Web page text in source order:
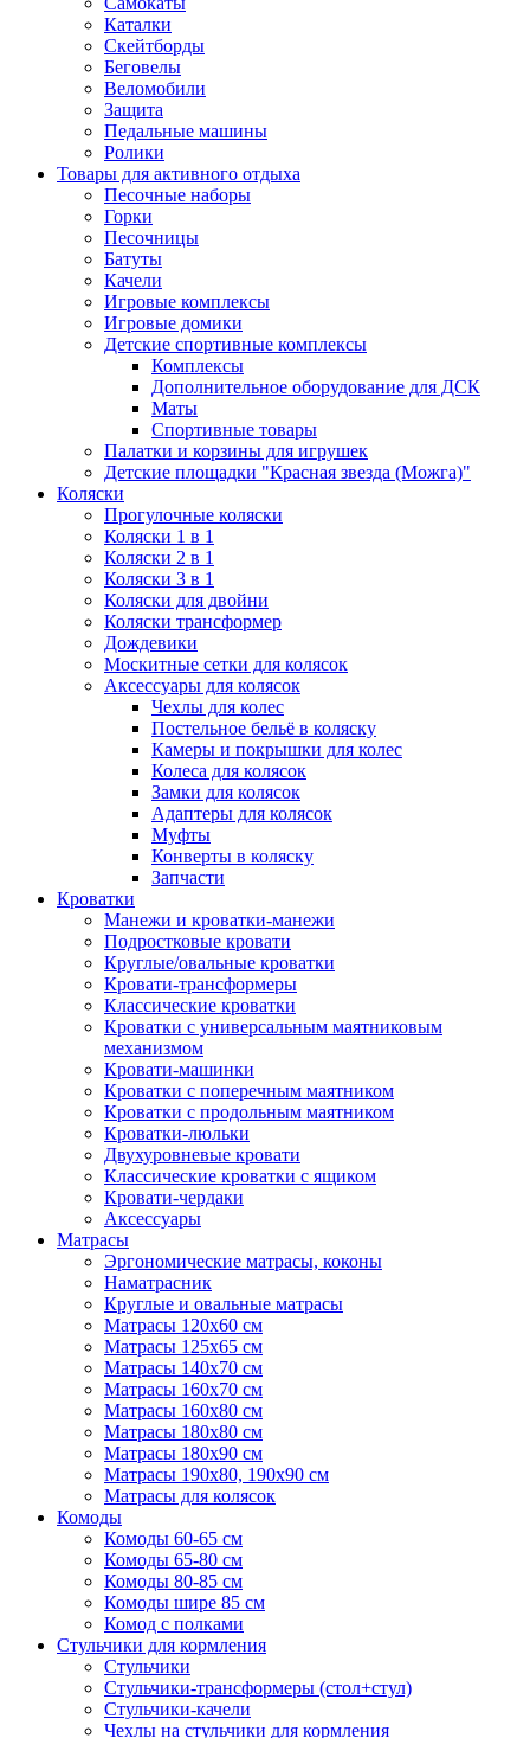
Каталки
Скейтборды
Беговелы
Веломобили
Защита
Педальные машины
Ролики
Товары для активного отдыха
Песочные наборы
Горки
Песочницы
Батуты
Качели
Игровые комплексы
Игровые домики
Детские спортивные комплексы
Комплексы
Дополнительное оборудование для ДСК
Маты
Спортивные товары
Палатки и корзины для игрушек
Детские площадки "Красная звезда (Можга)"
Коляски
Прогулочные коляски
Коляски 1 в 1
Коляски 2 в 1
Коляски 3 в 1
Коляски для двойни
Коляски трансформер
Дождевики
Москитные сетки для колясок
Аксессуары для колясок
Чехлы для колес
Постельное бельё в коляску
Камеры и покрышки для колес
Колеса для колясок
Замки для колясок
Адаптеры для колясок
Муфты
Конверты в коляску
Запчасти
Кроватки
Манежи и кроватки-манежи
Подростковые кровати
Круглые/овальные кроватки
Кровати-трансформеры
Классические кроватки
Кроватки с универсальным маятниковым
механизмом
Кровати-машинки
Кроватки с поперечным маятником
Кроватки с продольным маятником
Кроватки-люльки
Двухуровневые кровати
Классические кроватки с ящиком
Кровати-чердаки
Аксессуары
Матрасы
Эргономические матрасы, коконы
Наматрасник
Круглые и овальные матрасы
Матрасы 120х60 см
Матрасы 125х65 см
Матрасы 140х70 см
Матрасы 160х70 см
Матрасы 160х80 см
Матрасы 180х80 см
Матрасы 180х90 см
Матрасы 190х80, 190х90 см
Матрасы для колясок
Комоды
Комоды 60-65 см
Комоды 65-80 см
Комоды 80-85 см
Комоды шире 85 см
Комод с полками
Стульчики для кормления
Стульчики
Стульчики-трансформеры (стол+стул)
Стульчики-качели
Чехлы на стульчики для кормления